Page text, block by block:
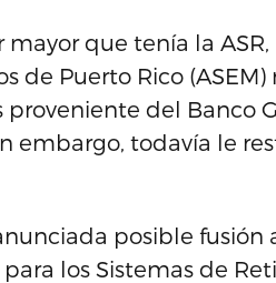
mayor que tenía la
de Puerto Rico
proveniente del Banco
embargo, todavía le
posible
los Sistemas de